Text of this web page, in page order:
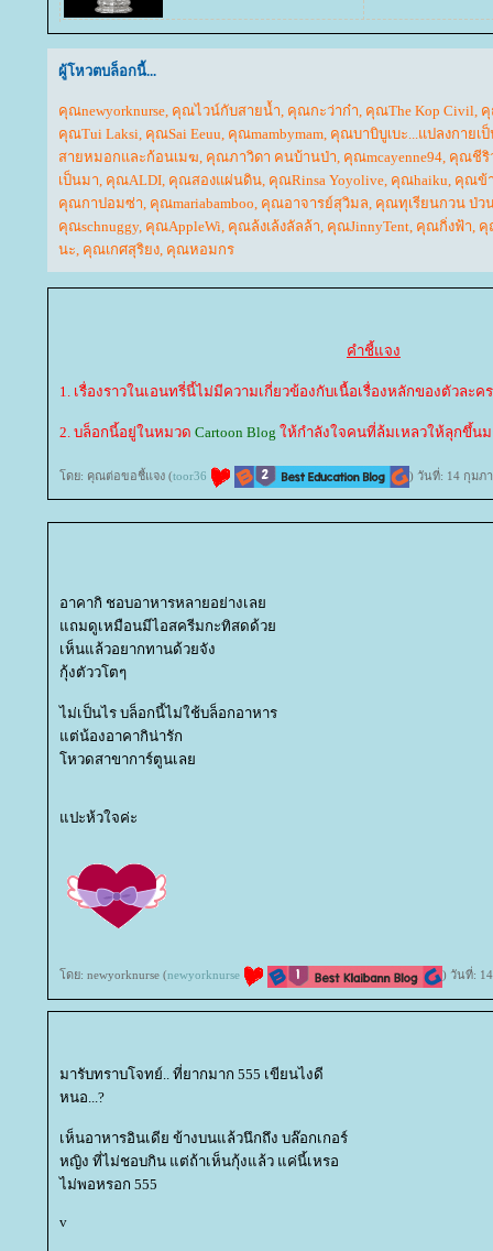
ผู้โหวตบล็อกนี้...
คุณnewyorknurse, คุณไวน์กับสายน้ำ, คุณกะว่าก๋า, คุณThe Kop Civil,
คุณTui Laksi, คุณSai Eeuu, คุณmambymam, คุณบาบิบูเบะ...แปลงกายเ
สายหมอกและก้อนเมฆ, คุณภาวิดา คนบ้านป่า, คุณmcayenne94, คุณชีริ
เป็นมา, คุณALDI, คุณสองแผ่นดิน, คุณRinsa Yoyolive, คุณhaiku, คุณข้
คุณกาปอมซ่า, คุณmariabamboo, คุณอาจารย์สุวิมล, คุณทุเรียนกวน ป่ว
คุณschnuggy, คุณAppleWi, คุณล้งเล้งลัลล้า, คุณJinnyTent, คุณกิ่งฟ้า, คุ
นะ, คุณเกศสุริยง, คุณหอมกร
คำชี้แจง
1. เรื่องราวในเอนทรี่นี้ไม่มีความเกี่ยวข้องกับเนื้อเรื่องหลักของตัวละค
2. บล็อกนี้อยู่ในหมวด Cartoon Blog ห้กำลังใจคนที่ล้มเหลวให้ลุกขึ้นม
ดย: คุณต่อขอชี้แจง (toor36 ) วันที่: 14 กุมภ
อาคากิ ชอบอาหารหลายอย่างเล
ถมดูเหมือนมีไอสครีมกะทิสดด้ว
เห็นแล้วอยากทานด้วยจัง
กุ้งตัววโตๆ
ไม่เป็นไร บล็อกนี้ไม่ใช้บล็อกอาหาร
ต่น้องอาคากิน่ารัก
หวดสาขาการ์ตูนเล
ปะห้วใจค่ะ
ดย: newyorknurse (newyorknurse ) วันที่:
มารับทราบโจทย์.. ที่ยากมาก 555 เขียนไงดี
หนอ...?
เห็นอาหารอินเดีย ข้างบนแล้วนึกถึง บล๊อกเกอร์
หญิง ที่ไม่ชอบกิน แต่ถ้าเห็นกุ้งแล้ว แค่นี้เหรอ
ไม่พอหรอก 555
v